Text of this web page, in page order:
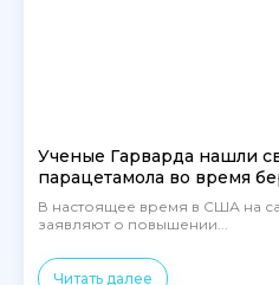
Ученые Гарварда нашли
парацетамола во время
В настоящее время в США на
заявляют о повышении...
Читать далее